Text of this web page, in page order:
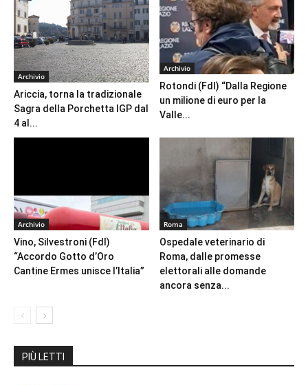
Archivio
Ariccia, torna la tradizionale
Sagra della Porchetta IGP dal
4 al...
Archivio
Rotondi (FdI) “Dalla Regione
un milione di euro per la
Valle...
Archivio
Vino, Silvestroni (FdI)
“Accordo Gotto d’Oro
Cantine Ermes unisce l’Italia”
Roma
Ospedale veterinario di
Roma, dalle promesse
elettorali alle domande
ancora senza...
PIÙ LETTI